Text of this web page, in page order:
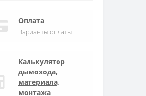
Оплата
Варианты оплаты
Калькулятор
дымохода,
материала,
монтажа